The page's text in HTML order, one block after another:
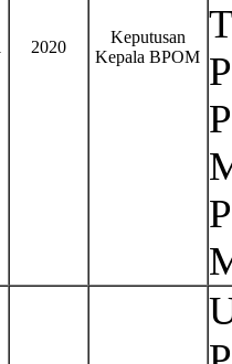
2020
Keputusan
Kepala BPOM